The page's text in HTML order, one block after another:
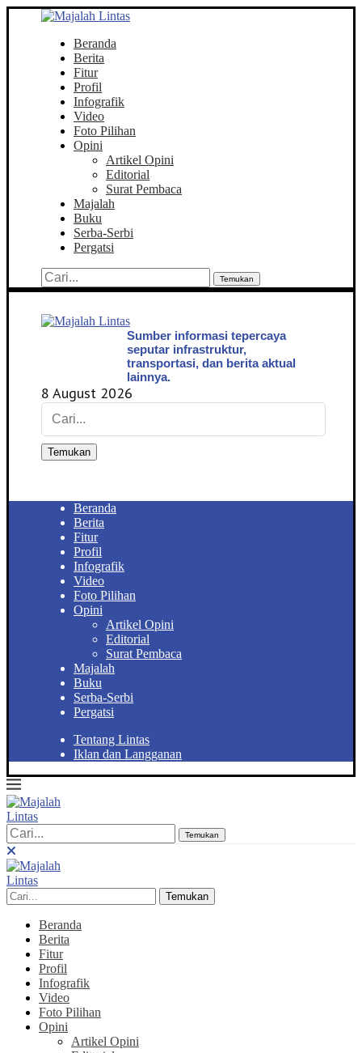
Beranda
Berita
Fitur
Profil
Infografik
Video
Foto Pilihan
Opini
Artikel Opini
Editorial
Surat Pembaca
Majalah
Buku
Serba-Serbi
Pergatsi
Temukan
Sumber informasi tepercaya
seputar infrastruktur,
transportasi, dan berita aktual
lainnya.
8 August 2026
Temukan
Beranda
Berita
Fitur
Profil
Infografik
Video
Foto Pilihan
Opini
Artikel Opini
Editorial
Surat Pembaca
Majalah
Buku
Serba-Serbi
Pergatsi
Tentang Lintas
Iklan dan Langganan
Temukan
Temukan
Beranda
Berita
Fitur
Profil
Infografik
Video
Foto Pilihan
Opini
Artikel Opini